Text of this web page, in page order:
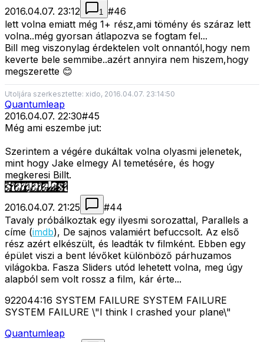
2016.04.07. 23:12
1 #46
lett volna emiatt még 1+ rész,ami tömény és száraz lett
volna..még gyorsan átlapozva se fogtam fel...
Bill meg viszonylag érdektelen volt onnantól,hogy nem
keverte bele semmibe..azért annyira nem hiszem,hogy
megszerette 😊
Utoljára szerkesztette: xido, 2016.04.07. 23:14:50
Quantumleap
2016.04.07. 22:30#45
Még ami eszembe jut:
Szerintem a végére dukáltak volna olyasmi jelenetek,
mint hogy Jake elmegy Al temetésére, és hogy
megkeresi Billt.
2016.04.07. 21:25 #44
Tavaly próbálkoztak egy ilyesmi sorozattal, Parallels a
címe (imdb), De sajnos valamiért befuccsolt. Az első
rész azért elkészült, és leadták tv filmként. Ebben egy
épület viszi a bent lévőket különböző párhuzamos
világokba. Fasza Sliders utód lehetett volna, meg úgy
alapból sem volt rossz a film, kár érte...
922044:16 SYSTEM FAILURE SYSTEM FAILURE
SYSTEM FAILURE \"I think I crashed your plane\"
Quantumleap